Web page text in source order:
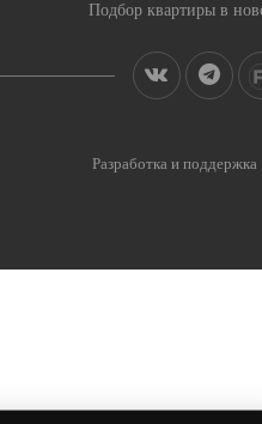
Подбор квартиры в
Разработка и